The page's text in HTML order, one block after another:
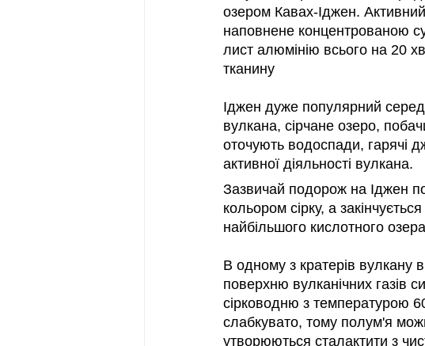
озером Кавах-Іджен.
наповнене концентрованою
лист алюмінію всього на 20
тканину
Іджен дуже популярний серед
вулкана, сірчане озеро,
оточують водоспади, гарячі
активної діяльності вулкана.
Зазвичай подорож на Іджен
кольором сірку, а
найбільшого кислотного
В одному з кратерів вулкану
поверхню вулканічних газів
сірководню з температурою
слабкувато, тому полум'я
утворюються сталактити з